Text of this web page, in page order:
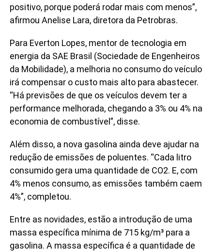
positivo, porque poderá rodar mais com menos”,
afirmou Anelise Lara, diretora da Petrobras.
Para Everton Lopes, mentor de tecnologia em
energia da SAE Brasil (Sociedade de Engenheiros
da Mobilidade), a melhoria no consumo do veículo
irá compensar o custo mais alto para abastecer.
“Há previsões de que os veículos devem ter a
performance melhorada, chegando a 3% ou 4% na
economia de combustível”, disse.
Além disso, a nova gasolina ainda deve ajudar na
redução de emissões de poluentes. “Cada litro
consumido gera uma quantidade de CO2. E, com
4% menos consumo, as emissões também caem
4%”, completou.
Entre as novidades, estão a introdução de uma
massa específica mínima de 715 kg/m³ para a
gasolina. A massa específica é a quantidade de